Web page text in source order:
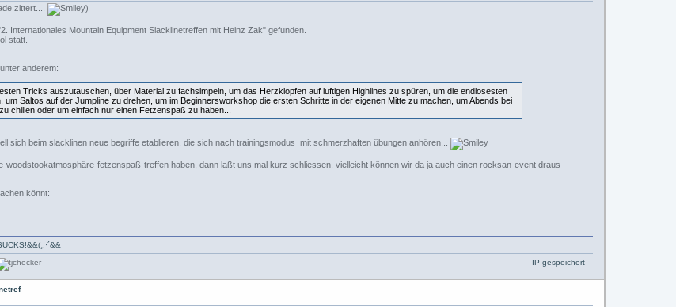
zittert.... )
Internationales Mountain Equipment Slacklinetreffen mit Heinz Zak" gefunden.
statt.
anderem:
Tricks auszutauschen, über Material zu fachsimpeln, um das Herzklopfen auf luftigen Highlines zu spüren, um die endlosesten
Saltos auf der Jumpline zu drehen, um im Beginnersworkshop die ersten Schritte in der eigenen Mitte zu machen, um Abends bei
chillen oder um einfach nur einen Fetzenspaß zu haben...
sich beim slacklinen neue begriffe etablieren, die sich nach trainingsmodus mit schmerzhaften übungen anhören...
woodstookatmosphäre-fetzenspaß-treffen haben, dann laßt uns mal kurz schliessen. vielleicht können wir da ja auch einen rocksan-event draus
könnt:
SUCKS!&&(¸.·´&&
IP gespeichert